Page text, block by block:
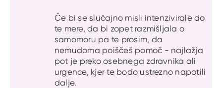
Če bi se slučajno misli intenzivirale do
te mere, da bi zopet razmišljala o
samomoru pa te prosim, da
nemudoma poiščeš pomoč - najlažja
pot je preko osebnega zdravnika ali
urgence, kjer te bodo ustrezno napotili
dalje.